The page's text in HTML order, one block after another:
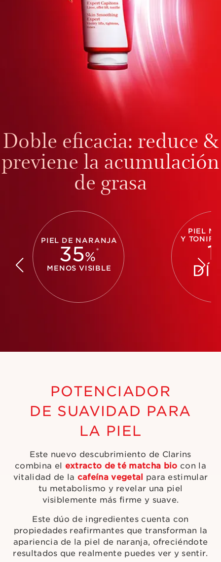
Doble eficacia: reduce &
previene la acumulación
de grasa
PIEL DE NARANJA
35%*
MENOS VISIBLE
PIEL
Y
POTENCIADOR
DE SUAVIDAD PARA
LA PIEL
Este nuevo descubrimiento de Clarins
combina el extracto de té matcha bio con la
vitalidad de la cafeína vegetal para estimular
tu metabolismo y revelar una piel
visiblemente más firme y suave.
Este dúo de ingredientes cuenta con
propiedades reafirmantes que transforman la
apariencia de la piel de naranja, ofreciéndote
resultados que realmente puedes ver y sentir.